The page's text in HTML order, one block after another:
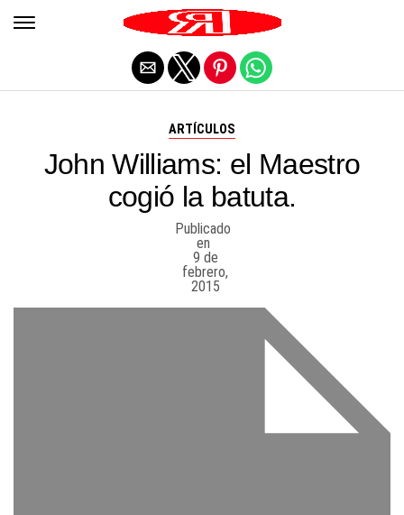
ARTÍCULOS
John Williams: el Maestro
cogió la batuta.
Publicado
en
9 de
febrero,
2015
Salir de la versión móvil